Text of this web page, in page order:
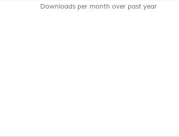
Downloads per month over past year